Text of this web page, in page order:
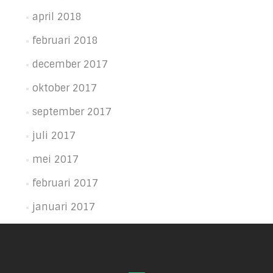
april 2018
februari 2018
december 2017
oktober 2017
september 2017
juli 2017
mei 2017
februari 2017
januari 2017